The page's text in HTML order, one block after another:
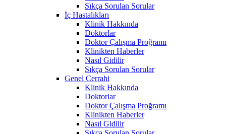
Sıkça Sorulan Sorular
İç Hastalıkları
Klinik Hakkında
Doktorlar
Doktor Çalışma Proğramı
Klinikten Haberler
Nasıl Gidilir
Sıkça Sorulan Sorular
Genel Cerrahi
Klinik Hakkında
Doktorlar
Doktor Çalışma Proğramı
Klinikten Haberler
Nasıl Gidilir